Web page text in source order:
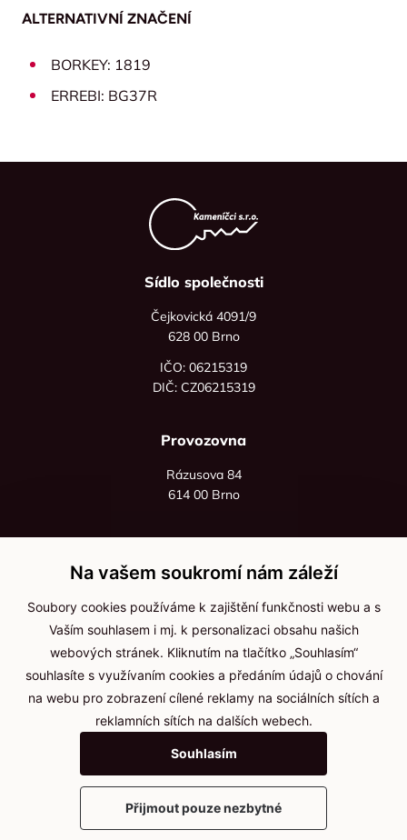
ALTERNATIVNÍ ZNAČENÍ
BORKEY: 1819
ERREBI: BG37R
Sídlo společnosti
Čejkovická 4091/9
628 00 Brno
IČO: 06215319
DIČ: CZ06215319
Provozovna
Rázusova 84
614 00 Brno
+420 736 535 066
Po - pá: 8:00 - 16:00
info@jma-kam.cz
Důležité informace
Ochrana osobních údajů
Cookies
2025 © Kameníčci s.r.o.
Na vašem soukromí nám záleží
Soubory cookies používáme k zajištění funkčnosti webu a s
Vaším souhlasem i mj. k personalizaci obsahu našich
webových stránek. Kliknutím na tlačítko „Souhlasím“
souhlasíte s využívaním cookies a předáním údajů o chování
na webu pro zobrazení cílené reklamy na sociálních sítích a
reklamních sítích na dalších webech.
Souhlasím
Přijmout pouze nezbytné